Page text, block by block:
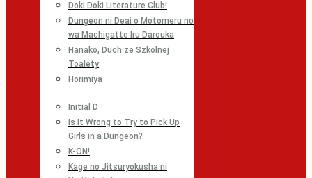
Doki Doki Literature Club!
Dungeon ni Deai o Motomeru no
wa Machigatte Iru Darouka
Hanako, Duch ze Szkolnej
Toalety
Horimiya
Initial D
Is It Wrong to Try to Pick Up
Girls in a Dungeon?
K-ON!
Kage no Jitsuryokusha ni